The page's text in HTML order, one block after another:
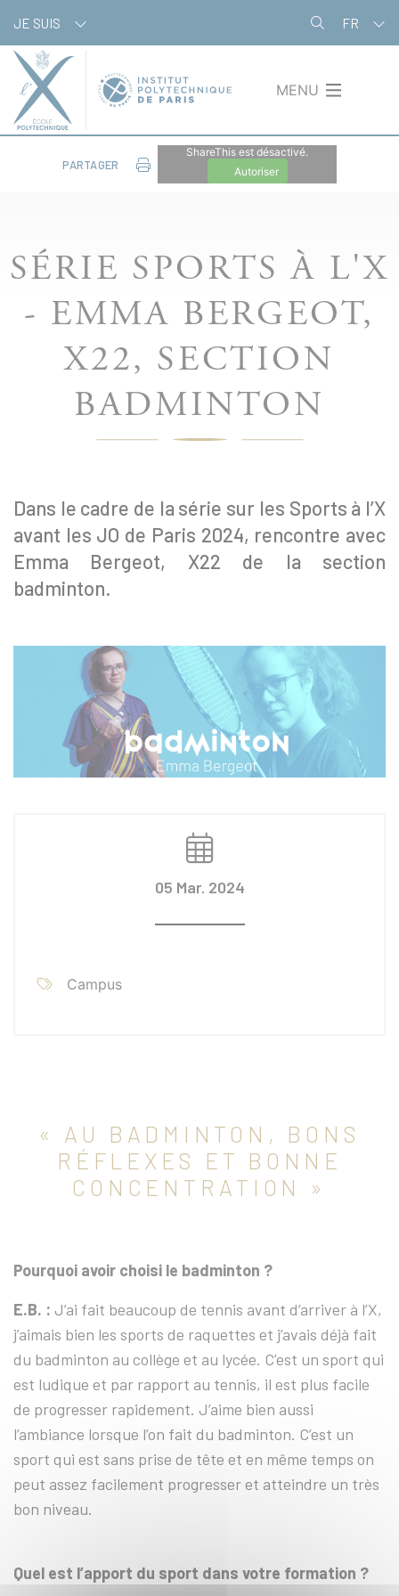
au
contenu
principal
JE SUIS FR
MENU
PARTAGER
ShareThis est désactivé.
Autoriser
SÉRIE SPORTS À L'X
- EMMA BERGEOT,
X22, SECTION
BADMINTON
Dans le cadre de la série sur les Sports à l’X
avant les JO de Paris 2024, rencontre avec
Emma Bergeot, X22 de la section
badminton.
05 Mar. 2024
Campus
« AU BADMINTON, BONS
RÉFLEXES ET BONNE
CONCENTRATION »
Pourquoi avoir choisi le badminton ?
E.B. : J’ai fait beaucoup de tennis avant d’arriver à l’X,
j’aimais bien les sports de raquettes et j’avais déjà fait
du badminton au collège et au lycée. C’est un sport qui
est ludique et par rapport au tennis, il est plus facile
de progresser rapidement. J’aime bien aussi
l’ambiance lorsque l’on fait du badminton. C’est un
sport qui est sans prise de tête et en même temps on
peut assez facilement progresser et atteindre un très
bon niveau.
Quel est l’apport du sport dans votre formation ?